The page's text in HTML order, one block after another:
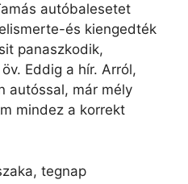
autóbalesetet
és kiengedték
panaszkodik,
Eddig a hír. Arról,
autóssal, már mély
mindez a korrekt
tegnap